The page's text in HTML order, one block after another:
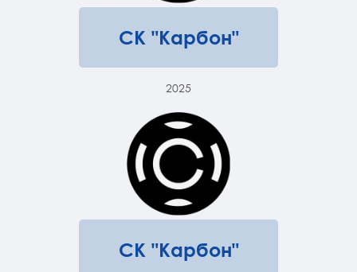
СК "Карбон"
2025
СК "Карбон"